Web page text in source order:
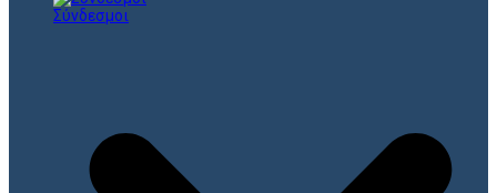
Σύνδεσμοι